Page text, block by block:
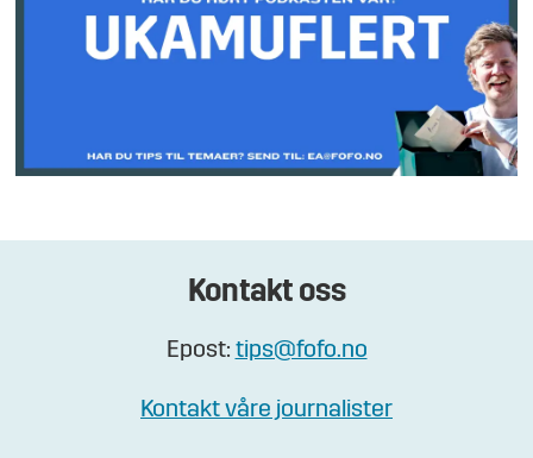
Kontakt oss
Epost: tips@fofo.no
Kontakt våre journalister